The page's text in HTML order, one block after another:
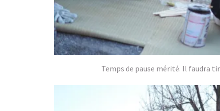
Temps de pause mérité. Il faudra